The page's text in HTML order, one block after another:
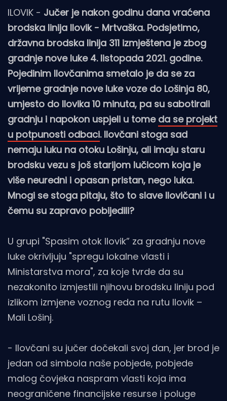
ILOVIK - Jučer je nakon godinu dana vraćena
brodska linija Ilovik - Mrtvaška. Podsjetimo,
državna brodska linija 311 izmještena je zbog
gradnje nove luke 4. listopada 2021. godine.
Pojedinim Ilovčanima smetalo je da se za
vrijeme gradnje nove luke voze do Lošinja 80,
umjesto do Ilovika 10 minuta, pa su sabotirali
gradnju i napokon uspjeli u tome da se projekt
u potpunosti odbaci. Ilovčani stoga sad
nemaju luku na otoku Lošinju, ali imaju staru
brodsku vezu s još starijom lučicom koja je
više neuredni i opasan pristan, nego luka.
Mnogi se stoga pitaju, što to slave Ilovičani i u
čemu su zapravo pobijedili?
U grupi "Spasim otok Ilovik” za gradnju nove
luke okrivljuju "spregu lokalne vlasti i
Ministarstva mora", za koje tvrde da su
nezakonito izmjestili njihovu brodsku liniju pod
izlikom izmjene voznog reda na rutu Ilovik –
Mali Lošinj.
- Ilovčani su jučer dočekali svoj dan, jer brod je
jedan od simbola naše pobjede, pobjede
malog čovjeka naspram vlasti koja ima
neograničene financijske resurse i poluge